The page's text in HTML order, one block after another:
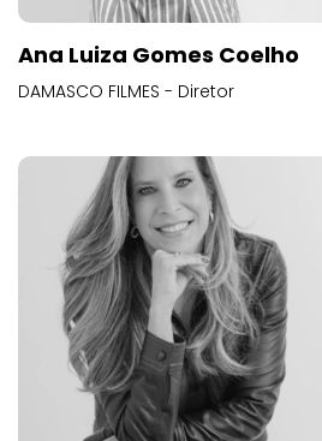
Ana Luiza Gomes Coelho
DAMASCO FILMES - Diretor